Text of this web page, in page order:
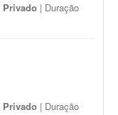
Privado | Duração
Privado | Duração